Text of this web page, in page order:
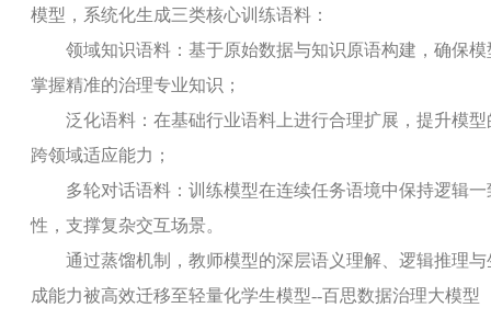
模型，系统化生成三类核心训练语料：
领域知识语料：基于原始数据与知识原语构建，确保模
掌握精准的治理专业知识；
泛化语料：在基础行业语料上进行合理扩展，提升模型
跨领域适应能力；
多轮对话语料：训练模型在连续任务语境中保持逻辑一
性，支撑复杂交互场景。
通过蒸馏机制，教师模型的深层语义理解、逻辑推理与
成能力被高效迁移至轻量化学生模型--百思数据治理大模型